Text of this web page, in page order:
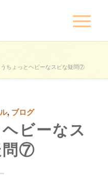
うちょっとヘビーなスピな疑問⑦
, ブログ
ビーなス
問⑦